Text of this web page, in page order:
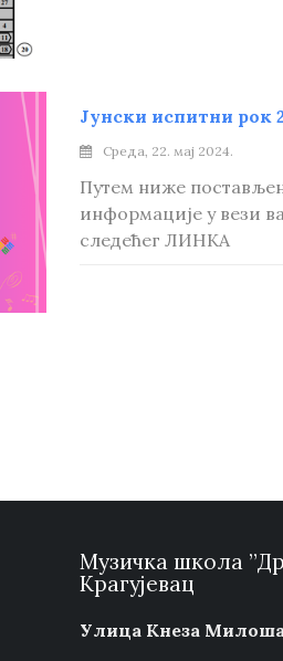
Јунски испитни рок
Среда, 22. мај 2024.
Путем ниже
информације у вези
следећег ЛИНКА
Музичка школа
Крагујевац
Улица Кнеза Милоша